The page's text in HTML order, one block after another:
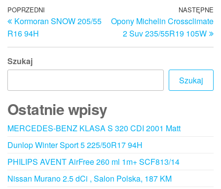
Nawigacja
wpisu
Poprzedni
wpis
POPRZEDNI
Kormoran SNOW 205/55
R16 94H
NASTĘPNE
Opony Michelin Crossclimate
2 Suv 235/55R19 105W
Szukaj
Szukaj
Ostatnie wpisy
MERCEDES-BENZ KLASA S 320 CDI 2001 Matt
Dunlop Winter Sport 5 225/50R17 94H
PHILIPS AVENT AirFree 260 ml 1m+ SCF813/14
Nissan Murano 2.5 dCi , Salon Polska, 187 KM